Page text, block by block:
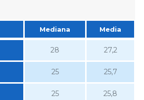
Mediana
Media
Mediana
Media
28 27,2
25 25,7
25 25,8